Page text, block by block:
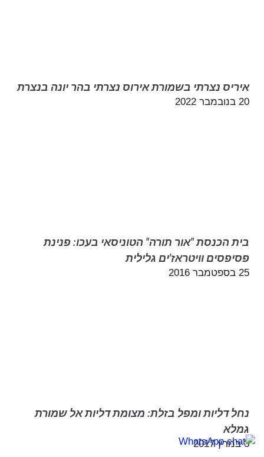
איריס נצרתי בשמורת אירוס נצרתי בהר יונה בנצרת
20 בנובמבר 2022
בית הכנסת "אור תורה" הטוניסאי בעכו: פנינת
פסיפסים וויטראז'ים גלילית
25 בספטמבר 2016
נחל דליות ומפל בזלת: מצומת דליות אל שמורת
גמלא
3 במרץ 2017